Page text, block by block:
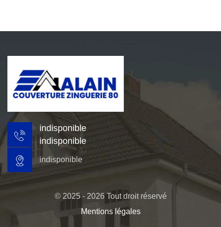
indisponible
indisponible
indisponible
© 2025 - 2026 Tout droit réservé
Mentions légales